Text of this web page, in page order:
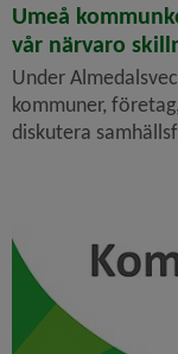
Umeå
vår närvaro
Under
kommuner,
diskutera